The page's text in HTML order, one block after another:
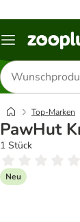
Menü
Produkte
suchen
Top-Marken
PawHut
1 Stück
Neu